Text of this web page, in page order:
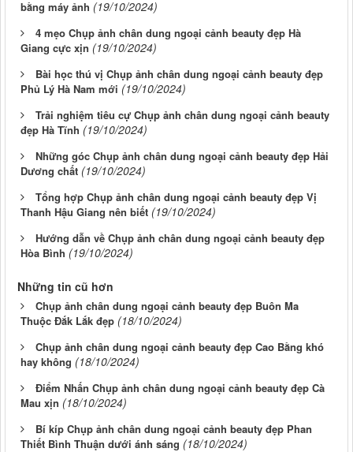
bằng máy ảnh (19/10/2024)
4 mẹo Chụp ảnh chân dung ngoại cảnh beauty đẹp Hà
Giang cực xịn (19/10/2024)
Bài học thú vị Chụp ảnh chân dung ngoại cảnh beauty đẹp
Phủ Lý Hà Nam mới (19/10/2024)
Trải nghiệm tiêu cự Chụp ảnh chân dung ngoại cảnh beauty
đẹp Hà Tĩnh (19/10/2024)
Những góc Chụp ảnh chân dung ngoại cảnh beauty đẹp Hải
Dương chất (19/10/2024)
Tổng hợp Chụp ảnh chân dung ngoại cảnh beauty đẹp Vị
Thanh Hậu Giang nên biết (19/10/2024)
Hướng dẫn về Chụp ảnh chân dung ngoại cảnh beauty đẹp
Hòa Bình (19/10/2024)
Những tin cũ hơn
Chụp ảnh chân dung ngoại cảnh beauty đẹp Buôn Ma
Thuộc Đắk Lắk đẹp (18/10/2024)
Chụp ảnh chân dung ngoại cảnh beauty đẹp Cao Bằng khó
hay không (18/10/2024)
Điểm Nhấn Chụp ảnh chân dung ngoại cảnh beauty đẹp Cà
Mau xịn (18/10/2024)
Bí kíp Chụp ảnh chân dung ngoại cảnh beauty đẹp Phan
Thiết Bình Thuận dưới ánh sáng (18/10/2024)